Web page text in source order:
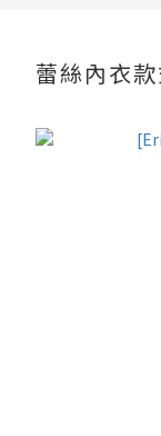
蕾絲內衣